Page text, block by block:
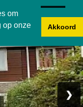
om
op onze
Akkoord
❯